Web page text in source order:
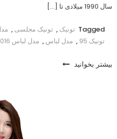
سال 1990 میلادی تا […]
Tagged تونیک , تونیک مجلسی ,
تونیک 95
, مدل لباس , مدل لباس 2016
بیشتر بخوانید